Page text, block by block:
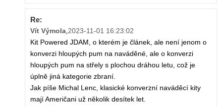
Re:
Vít Výmola,2023-11-01 16:23:02
Kit Powered JDAM, o kterém je článek, ale není jenom o
konverzi hloupých pum na naváděné, ale o konverzi
hloupých pum na střely s plochou dráhou letu, což je
úplně jiná kategorie zbraní.
Jak píše Michal Lenc, klasické konverzní naváděcí kity
mají Američani už několik desítek let.